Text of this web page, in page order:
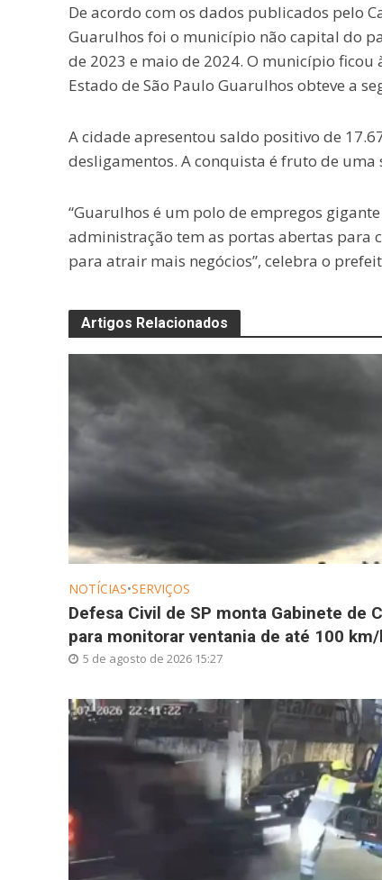
De acordo com os dados publicados pelo
Guarulhos foi o município não capital do
de 2023 e maio de 2024. O município
Estado de São Paulo Guarulhos obteve a
A cidade apresentou saldo positivo de
desligamentos. A conquista é fruto de
“Guarulhos é um polo de empregos
administração tem as portas abertas para
para atrair mais negócios”, celebra o
Artigos Relacionados
NOTÍCIAS•SERVIÇOS
Defesa Civil de SP monta Gabinete de
para monitorar ventania de até 100 km/
5 de agosto de 2026 15:27